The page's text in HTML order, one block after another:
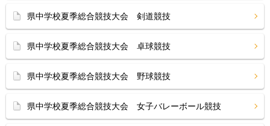
県中学校夏季総合競技大会 剣道競技
県中学校夏季総合競技大会 卓球競技
県中学校夏季総合競技大会 野球競技
県中学校夏季総合競技大会 女子バレーボール競技